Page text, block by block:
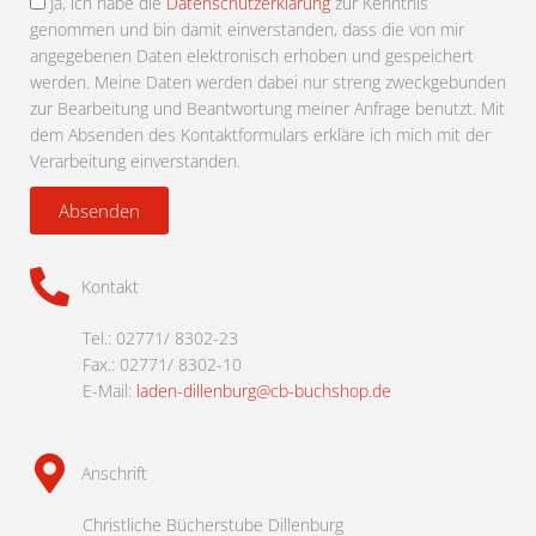
genommen und bin damit einverstanden, dass die von mir
angegebenen Daten elektronisch erhoben und gespeichert
werden. Meine Daten werden dabei nur streng zweckgebunden
zur Bearbeitung und Beantwortung meiner Anfrage benutzt. Mit
dem Absenden des Kontaktformulars erkläre ich mich mit der
Verarbeitung einverstanden.
Absenden
Kontakt
Tel.: 02771/ 8302-23
Fax.: 02771/ 8302-10
E-Mail: laden-dillenburg@cb-buchshop.de
Anschrift
Christliche Bücherstube Dillenburg